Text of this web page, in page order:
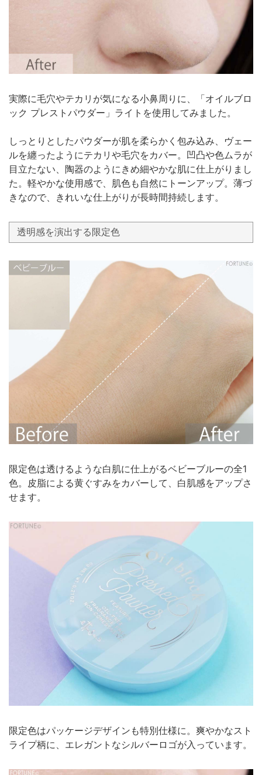
実際に毛穴やテカリが気になる小鼻周りに、「オイルブロ
ック プレストパウダー」ライトを使用してみました。
しっとりとしたパウダーが肌を柔らかく包み込み、ヴェー
ルを纏ったようにテカリや毛穴をカバー。凹凸や色ムラが
目立たない、陶器のようにきめ細やかな肌に仕上がりまし
た。軽やかな使用感で、肌色も自然にトーンアップ。薄づ
きなので、きれいな仕上がりが長時間持続します。
透明感を演出する限定色
限定色は透けるような白肌に仕上がるベビーブルーの全1
色。皮脂による黄ぐすみをカバーして、白肌感をアップさ
せます。
限定色はパッケージデザインも特別仕様に。爽やかなスト
ライプ柄に、エレガントなシルバーロゴが入っています。